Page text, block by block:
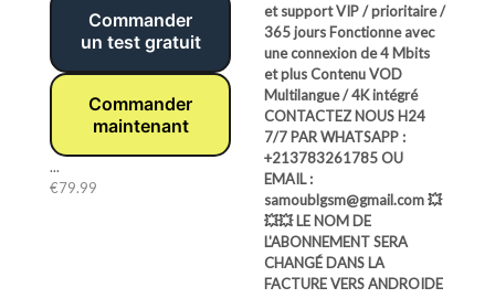
Commander
un test gratuit
Commander
maintenant
...
€79.99
et support VIP / prioritaire /
365 jours Fonctionne avec
une connexion de 4 Mbits
et plusContenu VOD
Multilangue / 4K intégré
CONTACTEZ NOUS H24
7/7 PAR WHATSAPP :
+213783261785 OU
EMAIL :
samoublgsm@gmail.com💥
💥💥 LE NOM DE
L'ABONNEMENT SERA
CHANGÉ DANS LA
FACTURE VERS ANDROIDE